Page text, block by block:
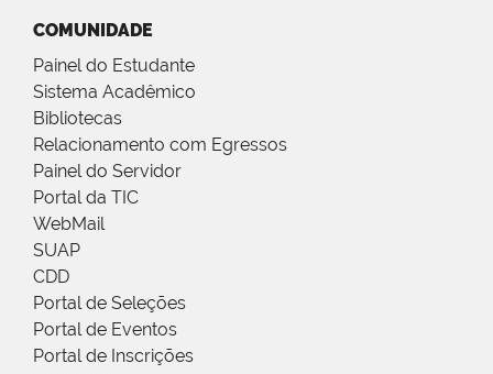
COMUNIDADE
Painel do Estudante
Sistema Acadêmico
Bibliotecas
Relacionamento com Egressos
Painel do Servidor
Portal da TIC
WebMail
SUAP
CDD
Portal de Seleções
Portal de Eventos
Portal de Inscrições